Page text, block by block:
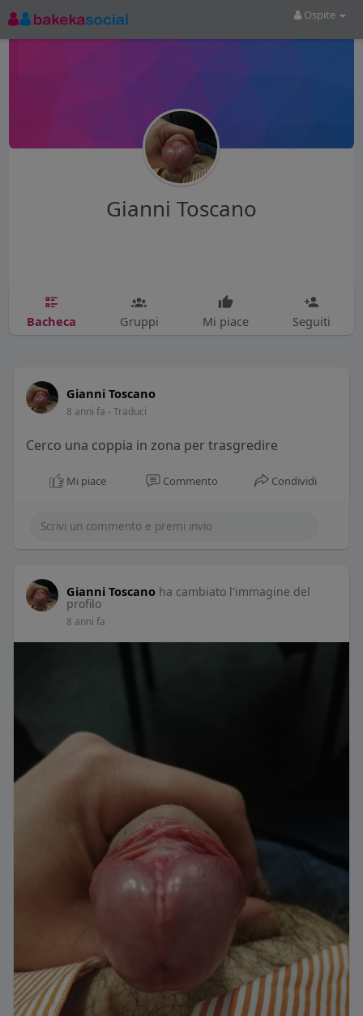
Ospite
Gianni Toscano
Bacheca Gruppi Mi piace Seguiti
Gianni Toscano
8 anni fa - Traduci
Cerco una coppia in zona per trasgredire
Mi piace Commento Condividi
Gianni Toscano ha cambiato l'immagine del
profilo
8 anni fa